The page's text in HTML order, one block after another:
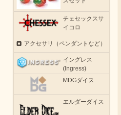
チェセックスサ
イコロ
アクセサリ（ペンダントなど）
イングレス
(Ingress)
MDGダイス
エルダーダイス